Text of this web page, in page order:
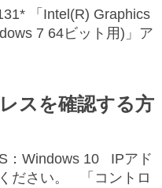
「Intel(R) Graphics
7 64ビット用)」ア
スを確認する方
：Windows 10 IPアド
ださい。 「コントロ